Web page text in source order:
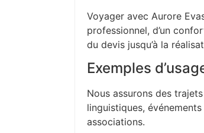
Voyager avec Aurore
professionnel, d’un
du devis jusqu’à la
Exemples
Nous assurons des
linguistiques,
associations.